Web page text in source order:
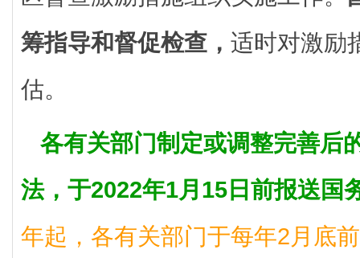
筹指导和督促检查， 适时对激励
估。
各有关部门制定或调整完善后
法，于2022年1月15日前报送国
年起，各有关部门于每年2月底